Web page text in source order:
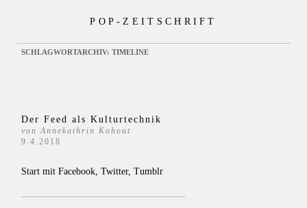
POP-ZEITSCHRIFT
SCHLAGWORTARCHIV: TIMELINE
Der Feed als Kulturtechnik
von Annekathrin Kohout
9.4.2018
Start mit Facebook, Twitter, Tumblr